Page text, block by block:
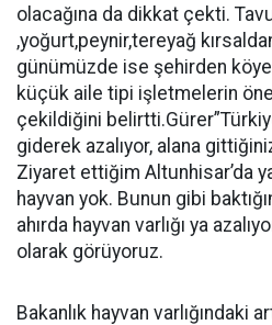
olacağına da dikkat çekti.
,yoğurt,peynir,tereyağ
günümüzde ise şehirden
küçük aile tipi işletmelerin
çekildiğini
giderek azalıyor, alana
Ziyaret ettiğim Altunhisar’da
hayvan yok. Bunun gibi
ahırda hayvan varlığı ya
olarak görüyoruz.
Bakanlık hayvan varlığındaki